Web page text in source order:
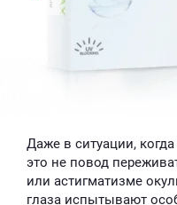
Даже в ситуации,
это не повод
или астигматизме
глаза испытывают